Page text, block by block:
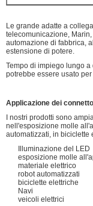
Le grande adatte a
telecomunicazione,
automazione di fabbrica,
estensione di potere.
Tempo di impiego lungo
potrebbe essere usato
Applicazione dei
I nostri prodotti sono
nell'esposizione molle
automatizzati, in biciclette
Illuminazione del LED
esposizione molle
materiale elettrico
robot automatizzati
biciclette elettriche
Navi
veicoli elettrici